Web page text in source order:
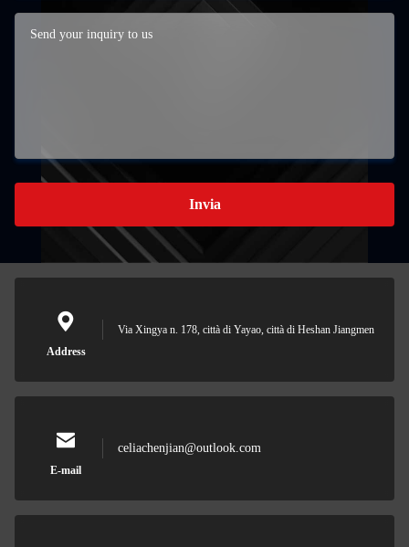
Invia
Address
Via Xingya n. 178, città di Yayao, città di Heshan Jiangmen
E-mail
celiachenjian@outlook.com